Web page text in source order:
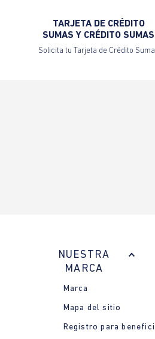
TARJETA DE CRÉDITO
SUMAS Y CRÉDITO SUMAS
Solicita tu Tarjeta de Crédito
NUESTRA
MARCA
Marca
Mapa del sitio
Registro para